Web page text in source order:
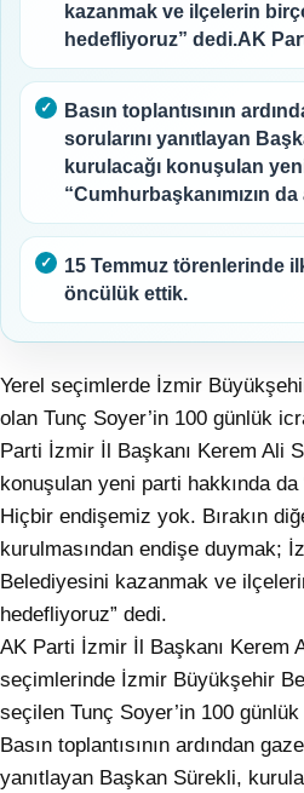
kazanmak ve ilçelerin
hedefliyoruz” dedi.AK
Basın toplantısının
sorularını yanıtlayan
kurulacağı konuşulan
“Cumhurbaşkanımızın da
15 Temmuz törenlerinde
öncülük ettik.
Yerel seçimlerde İzmir
olan Tunç Soyer’in 100 günlük
Parti İzmir İl Başkanı Kerem Ali
konuşulan yeni parti hakkında
Hiçbir endişemiz yok. Bırakın
kurulmasından endişe duymak;
Belediyesini kazanmak ve
hedefliyoruz” dedi.
AK Parti İzmir İl Başkanı Kerem
seçimlerinde İzmir Büyükşehir
seçilen Tunç Soyer’in 100
Basın toplantısının ardından
yanıtlayan Başkan Sürekli,